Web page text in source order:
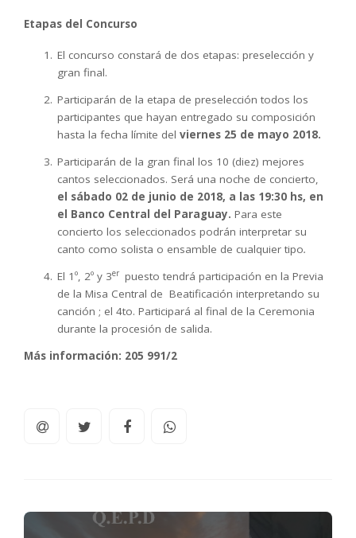
Etapas del Concurso
El concurso constará de dos etapas: preselección y
gran final.
Participarán de la etapa de preselección todos los
participantes que hayan entregado su composición
hasta la fecha límite del viernes 25 de mayo 2018.
Participarán de la gran final los 10 (diez) mejores
cantos seleccionados. Será una noche de concierto,
el sábado 02 de junio de 2018, a las 19:30 hs, en
el Banco Central del Paraguay. Para este
concierto los seleccionados podrán interpretar su
canto como solista o ensamble de cualquier tipo.
El 1º, 2º y 3er puesto tendrá participación en la Previa
de la Misa Central de Beatificación interpretando su
canción ; el 4to. Participará al final de la Ceremonia
durante la procesión de salida.
Más información: 205 991/2